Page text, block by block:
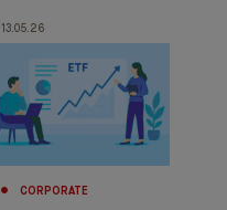
13.05.26
CORPORATE